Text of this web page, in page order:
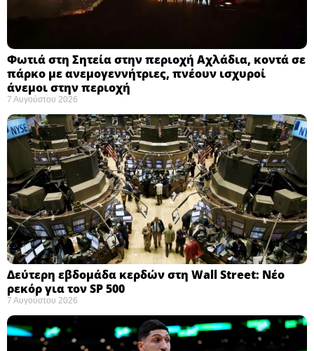
Φωτιά στη Σητεία στην περιοχή Αχλάδια, κοντά σε
πάρκο με ανεμογεννήτριες, πνέουν ισχυροί
άνεμοι στην περιοχή
7 Αυγούστου 2026
Δεύτερη εβδομάδα κερδών στη Wall Street: Νέο
ρεκόρ για τον SP 500
7 Αυγούστου 2026